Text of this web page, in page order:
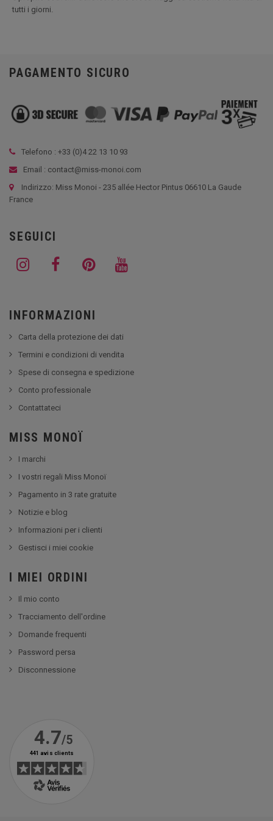
tutti i giorni.
PAGAMENTO SICURO
Telefono : +33 (0)4 22 13 10 93
Email : contact@miss-monoi.com
Indirizzo: Miss Monoi - 235 allée Hector Pintus 06610 La Gaude
France
SEGUICI
INFORMAZIONI
Carta della protezione dei dati
Termini e condizioni di vendita
Spese di consegna e spedizione
Conto professionale
Contattateci
MISS MONOÏ
I marchi
I vostri regali Miss Monoï
Pagamento in 3 rate gratuite
Notizie e blog
Informazioni per i clienti
Gestisci i miei cookie
I MIEI ORDINI
Il mio conto
Tracciamento dell'ordine
Domande frequenti
Password persa
Disconnessione